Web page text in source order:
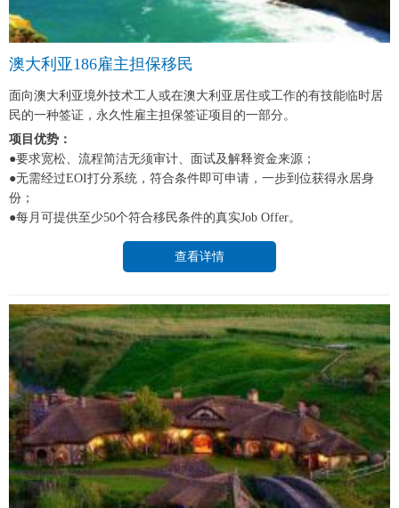
澳大利亚186雇主担保移民
面向澳大利亚境外技术工人或在澳大利亚居住或工作的有技能临时居
民的一种签证，永久性雇主担保签证项目的一部分。
项目优势：
●要求宽松、流程简洁无须审计、面试及解释资金来源；
●无需经过EOI打分系统，符合条件即可申请，一步到位获得永居身
份；
●每月可提供至少50个符合移民条件的真实Job Offer。
查看详情